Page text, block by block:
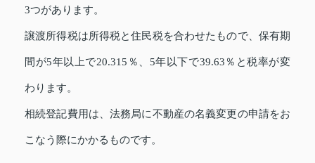
3つがあります。
譲渡所得税は所得税と住民税を合わせたもので、保有期
間が5年以上で20.315％、5年以下で39.63％と税率が変
わります。
相続登記費用は、法務局に不動産の名義変更の申請をお
こなう際にかかるものです。